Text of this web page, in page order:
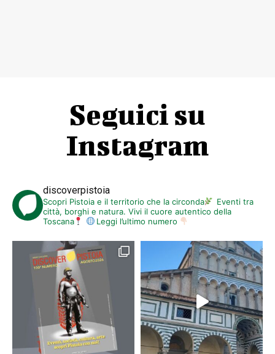
Seguici su
Instagram
discoverpistoia
Scopri Pistoia e il territorio che la circonda
Eventi tra
città, borghi e natura. Vivi il cuore autentico della
Toscana
Leggi l’ultimo numero